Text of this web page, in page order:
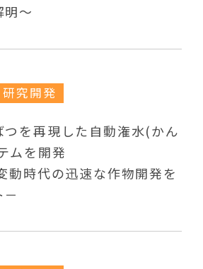
明～
研究開発
つを再現した自動潅水(かん
ムを開発
時代の迅速な作物開発を